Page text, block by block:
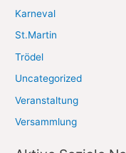
Karneval
St.Martin
Trödel
Uncategorized
Veranstaltung
Versammlung